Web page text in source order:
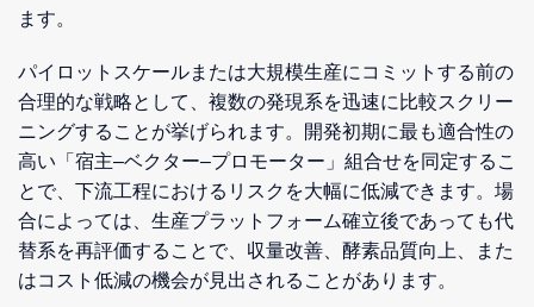
ます。
パイロットスケールまたは大規模生産にコミットする前の
合理的な戦略として、複数の発現系を迅速に比較スクリー
ニングすることが挙げられます。開発初期に最も適合性の
高い「宿主–ベクター–プロモーター」組合せを同定するこ
とで、下流工程におけるリスクを大幅に低減できます。場
合によっては、生産プラットフォーム確立後であっても代
替系を再評価することで、収量改善、酵素品質向上、また
はコスト低減の機会が見出されることがあります。